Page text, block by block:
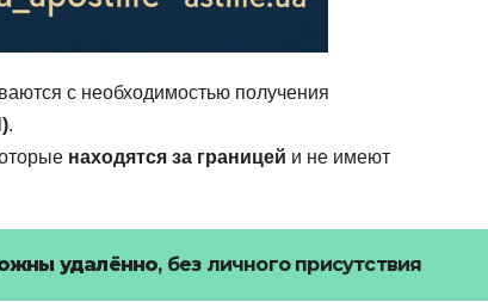
с необходимостью получения
.
находятся за границей и не имеют
удалённо, без личного присутствия